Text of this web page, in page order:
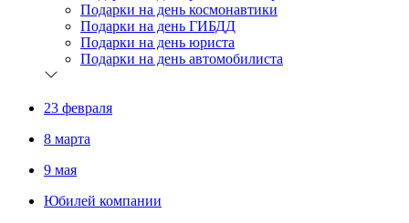
Подарки на день космонавтики
Подарки на день ГИБДД
Подарки на день юриста
Подарки на день автомобилиста
23 февраля
8 марта
9 мая
Юбилей компании